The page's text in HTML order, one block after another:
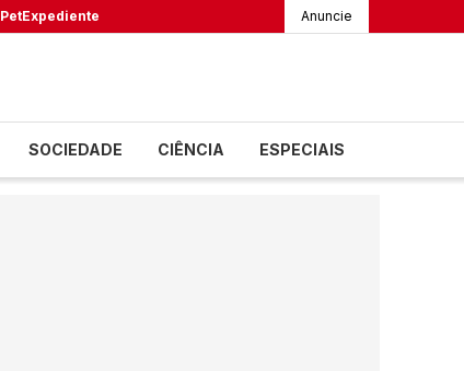
PetExpediente Anuncie
SOCIEDADE CIÊNCIA ESPECIAIS